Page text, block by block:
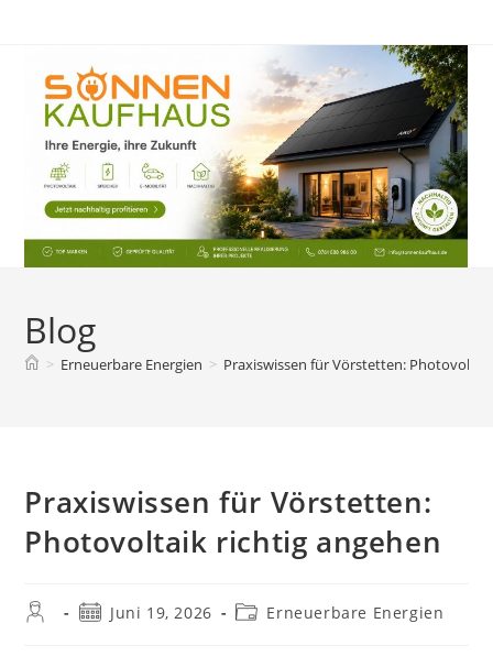
Blog
> Erneuerbare Energien > Praxiswissen für Vörstetten:
Praxiswissen für Vörstetten:
Photovoltaik richtig angehen
Beitrags-BeitragJuni 19, 2026
Beitrags-
Erneuerbare Energien